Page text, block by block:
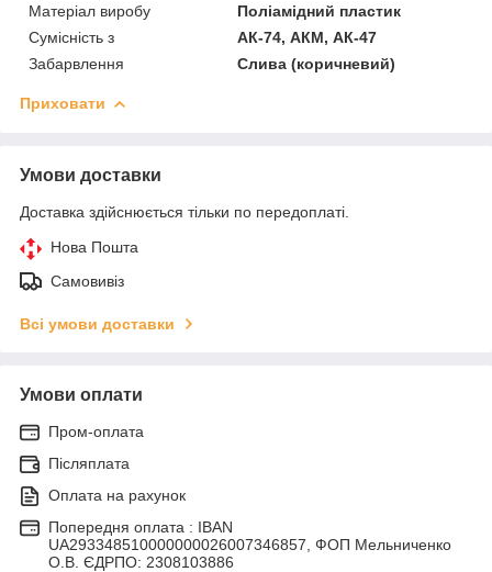
Матеріал виробу
Поліамідний пластик
Сумісність з
АК-74, АКМ, АК-47
Забарвлення
Слива (коричневий)
Приховати
Умови доставки
Доставка здійснюється тільки по передоплаті.
Нова Пошта
Самовивіз
Всі умови доставки
Умови оплати
Пром-оплата
Післяплата
Оплата на рахунок
Попередня оплата : IBAN
UA293348510000000026007346857, ФОП Мельниченко
О.В. ЄДРПО: 2308103886